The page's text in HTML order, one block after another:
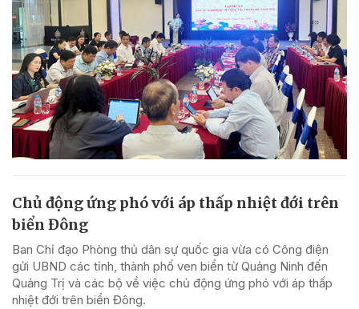
Chủ động ứng phó với áp thấp nhiệt đới trên
biển Đông
Ban Chỉ đạo Phòng thủ dân sự quốc gia vừa có Công điện
gửi UBND các tỉnh, thành phố ven biển từ Quảng Ninh đến
Quảng Trị và các bộ về việc chủ động ứng phó với áp thấp
nhiệt đới trên biển Đông.